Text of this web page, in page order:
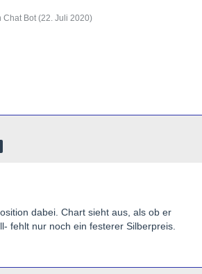
Chat Bot (22. Juli 2020)
dabei. Chart sieht aus, als ob er
fehlt nur noch ein festerer Silberpreis.